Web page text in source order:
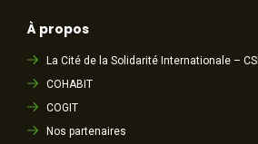
À propos
La Cité de la Solidarité Internationale – CSI
COHABIT
COGIT
Nos partenaires